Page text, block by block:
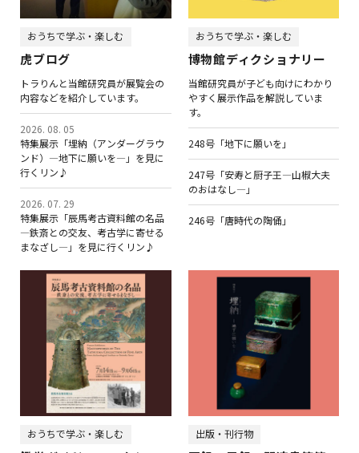
おうちで学ぶ・楽しむ
虎ブログ
トラりんと当館研究員が展覧会の
内容などを紹介しています。
2026. 08. 05
特集展示「埋納（アンダーグラウ
ンド）―地下に願いを―」を見に
行くリン♪
2026. 07. 29
特集展示「辰馬考古資料館の名品
―鉄斎との交友、考古学に寄せる
まなざし―」を見に行くリン♪
おうちで学ぶ・楽しむ
博物館ディクショナリー
当館研究員が子ども向けにわかり
やすく展示作品を解説していま
す。
248号「地下に願いを」
247号「安寿と厨子王―山椒大夫
のおはなし―」
246号「唐時代の陶俑」
おうちで学ぶ・楽しむ 出版・刊行物